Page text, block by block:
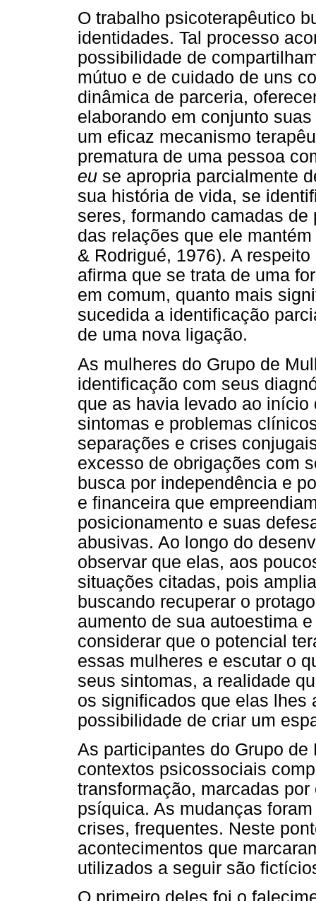
O trabalho psicoterapêutico
identidades. Tal processo
possibilidade de
mútuo e de cuidado de uns
dinâmica de parceria,
elaborando em conjunto
um eficaz mecanismo
prematura de uma pessoa
eu se apropria parcialmente
sua história de vida, se
seres, formando camadas
das relações que ele
& Rodrigué, 1976). A
afirma que se trata de uma
em comum, quanto mais
sucedida a identificação
de uma nova ligação.
As mulheres do Grupo de
identificação com seus
que as havia levado ao
sintomas e problemas
separações e crises
excesso de obrigações com
busca por independência e
e financeira que
posicionamento e suas
abusivas. Ao longo do
observar que elas, aos
situações citadas, pois
buscando recuperar o
aumento de sua autoestima
considerar que o potencial
essas mulheres e escutar o
seus sintomas, a realidade
os significados que elas lhes
possibilidade de criar um
As participantes do Grupo
contextos psicossociais
transformação, marcadas
psíquica. As mudanças
crises, frequentes. Neste
acontecimentos que
utilizados a seguir são
O primeiro deles foi o